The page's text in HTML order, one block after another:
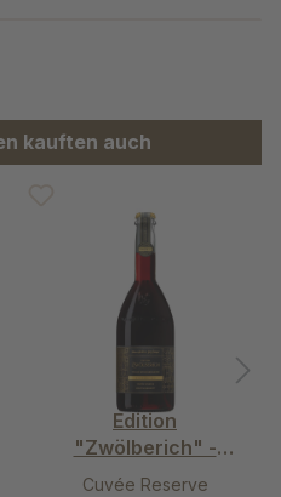
kauften auch
Edition
"Zwölberich" -
alkoholfrei
Cuvée Reserve